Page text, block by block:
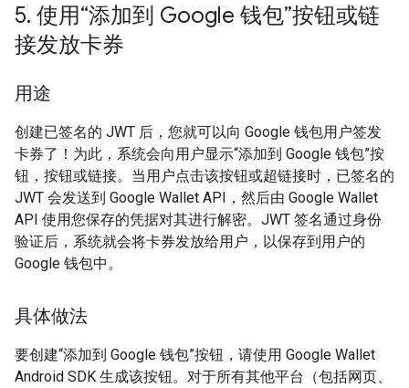
5. 使用“添加到 Google 钱包”按钮或链
接发放卡券
用途
创建已签名的 JWT 后，您就可以向 Google 钱包用户签发
卡券了！为此，系统会向用户显示“添加到 Google 钱包”按
钮，按钮或链接。当用户点击该按钮或超链接时，已签名的
JWT 会发送到 Google Wallet API，然后由 Google Wallet
API 使用您保存的凭据对其进行解密。JWT 签名通过身份
验证后，系统就会将卡券发放给用户，以保存到用户的
Google 钱包中。
具体做法
要创建“添加到 Google 钱包”按钮，请使用 Google Wallet
Android SDK 生成该按钮。对于所有其他平台（包括网页、